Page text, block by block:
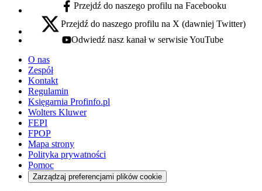
facebook - otwiera się w nowej karcie
Przejdź do naszego profilu na Facebooku
x - otwiera się w nowej karcie
Przejdź do naszego profilu na X (dawniej Twitter)
youtube - otwiera się w nowej karcie
Odwiedź nasz kanał w serwisie YouTube
O nas
Zespół
Kontakt
Regulamin
Księgarnia Profinfo.pl
Wolters Kluwer
FEPI
FPOP
Mapa strony
Polityka prywatności
Pomoc
Zarządzaj preferencjami plików cookie